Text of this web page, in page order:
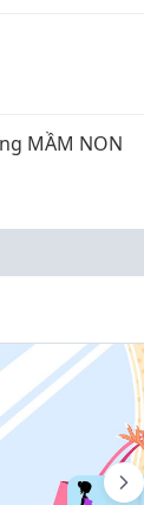
MẦM NON